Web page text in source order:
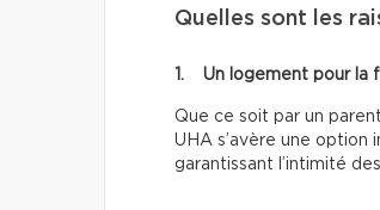
Quelles sont les
1. Un logement pour la
Que ce soit par un
UHA s’avère une
garantissant l’intimité